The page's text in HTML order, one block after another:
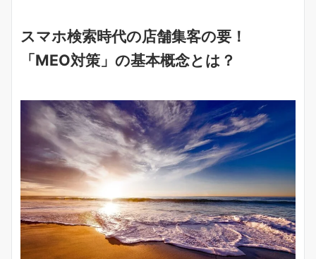
スマホ検索時代の店舗集客の要！
「MEO対策」の基本概念とは？